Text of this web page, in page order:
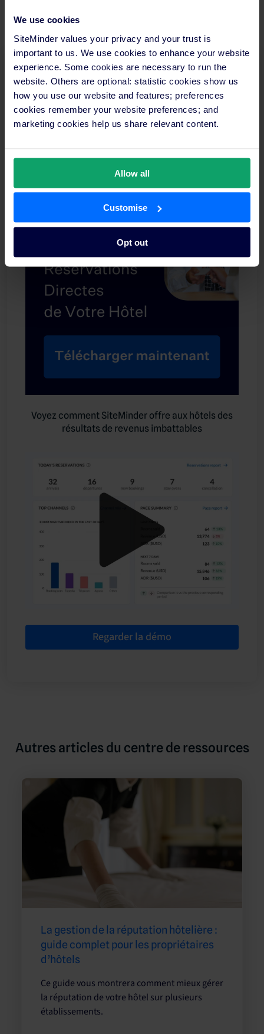
We use cookies
SiteMinder values your privacy and your trust is
important to us. We use cookies to enhance your website
experience. Some cookies are necessary to run the
website. Others are optional: statistic cookies show us
how you use our website and features; preferences
cookies remember your website preferences; and
marketing cookies help us share relevant content.
Allow all
Customise
Opt out
Inscrivez-vous à la newsletter de l’industrie
SiteMinder.
Recevez les dernières tendances et conseils
directement dans votre boîte de réception.
Voyez comment SiteMinder offre aux hôtels des
résultats de revenus imbattables
Regarder la démo
Autres articles du centre de ressources
La gestion de la réputation hôtelière :
guide complet pour les propriétaires
d’hôtels
Ce guide vous montrera comment mieux gérer
la réputation de votre hôtel sur plusieurs
établissements.